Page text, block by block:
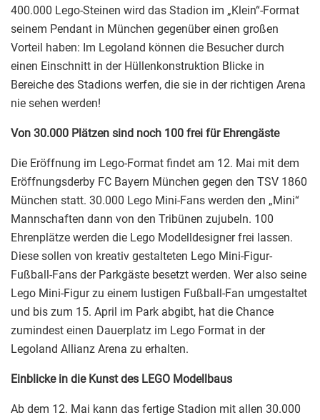
400.000 Lego-Steinen wird das Stadion im „Klein“-Format
seinem Pendant in München gegenüber einen großen
Vorteil haben: Im Legoland können die Besucher durch
einen Einschnitt in der Hüllenkonstruktion Blicke in
Bereiche des Stadions werfen, die sie in der richtigen Arena
nie sehen werden!
Von 30.000 Plätzen sind noch 100 frei für Ehrengäste
Die Eröffnung im Lego-Format findet am 12. Mai mit dem
Eröffnungsderby FC Bayern München gegen den TSV 1860
München statt. 30.000 Lego Mini-Fans werden den „Mini“
Mannschaften dann von den Tribünen zujubeln. 100
Ehrenplätze werden die Lego Modelldesigner frei lassen.
Diese sollen von kreativ gestalteten Lego Mini-Figur-
Fußball-Fans der Parkgäste besetzt werden. Wer also seine
Lego Mini-Figur zu einem lustigen Fußball-Fan umgestaltet
und bis zum 15. April im Park abgibt, hat die Chance
zumindest einen Dauerplatz im Lego Format in der
Legoland Allianz Arena zu erhalten.
Einblicke in die Kunst des LEGO Modellbaus
Ab dem 12. Mai kann das fertige Stadion mit allen 30.000